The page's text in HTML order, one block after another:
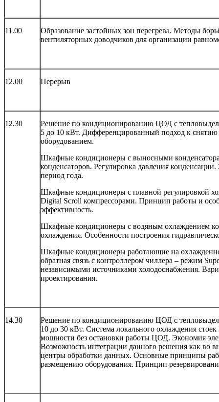
11.00
Образование застойных зон перегрева. Методы
вентиляторных доводчиков для организации
12.00 Перерыв
12.30
Решение по кондиционированию ЦОД с
5 до 10 кВт. Дифференцированный подход к снятию
оборудованием.
Шкафные кондиционеры с выносными
конденсаторов. Регулировка давления
период года.
Шкафные кондиционеры с плавной регулировкой
Digital Scroll компрессорами. Принцип работы и
эффективность.
Шкафные кондиционеры с водяным охлаждением
охлаждения. Особенности построения
Шкафные кондиционеры работающие на
обратная связь с контроллером чиллера – режим
независимыми источниками холодоснабжения.
проектирования.
14.30
Решение по кондиционированию ЦОД с
10 до 30 кВт. Система локального охлаждения
мощности без остановки работы ЦОД. Экономия
Возможность интеграции данного решения как во
центры обработки данных. Основные принципы
размещению оборудования. Принцип